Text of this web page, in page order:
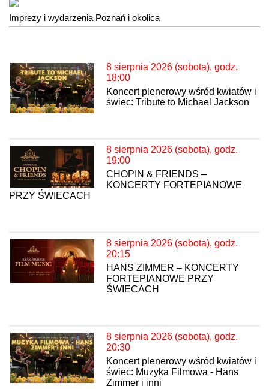
Imprezy i wydarzenia Poznań i okolica
8 sierpnia 2026 (sobota), godz.
18:00
Koncert plenerowy wśród kwiatów i
świec: Tribute to Michael Jackson
8 sierpnia 2026 (sobota), godz.
19:00
CHOPIN & FRIENDS –
KONCERTY FORTEPIANOWE
PRZY ŚWIECACH
8 sierpnia 2026 (sobota), godz.
20:15
HANS ZIMMER – KONCERTY
FORTEPIANOWE PRZY
ŚWIECACH
8 sierpnia 2026 (sobota), godz.
20:30
Koncert plenerowy wśród kwiatów i
świec: Muzyka Filmowa - Hans
Zimmer i inni